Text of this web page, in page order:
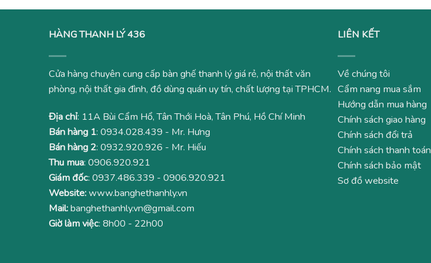
HÀNG THANH LÝ 436
Cửa hàng chuyên cung cấp bàn ghế thanh lý giá rẻ, nội thất văn
phòng, nội thất gia đình, đồ dùng quán uy tín, chất lượng tại TPHCM.
Địa chỉ: 11A Bùi Cẩm Hổ, Tân Thới Hoà, Tân Phú, Hồ Chí Minh
Bán hàng 1: 0934.028.439 - Mr. Hưng
Bán hàng 2: 0932.920.926 - Mr. Hiếu
Thu mua: 0906.920.921
Giám đốc: 0937.486.339 - 0906.920.921
Website:www.banghethanhly.vn
Mail:banghethanhly.vn@gmail.com
Giờ làm việc: 8h00 - 22h00
LIÊN KẾT
Về chúng tôi
Cẩm nang mua sắm
Hướng dẫn mua hàng
Chính sách giao hàng
Chính sách đổi trả
Chính sách thanh toán
Chính sách bảo mật
Sơ đồ website